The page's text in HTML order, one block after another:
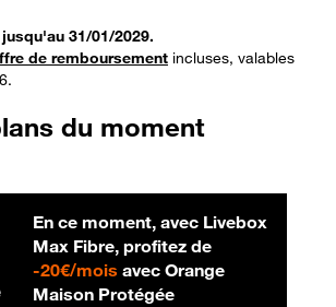
31/01/2029.
de remboursement incluses, valables
du moment
En ce moment, avec Livebox
Max Fibre, profitez de
-20€/mois20 € par mois
avec Orange
Maison Protégée